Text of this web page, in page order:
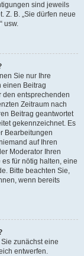
sind jeweils
Z. B. „Sie dürfen neue
usw.
Sie nur Ihre
einen Beitrag
den entsprechenden
Zeitraum nach
Beitrag geantwortet
gekennzeichnet. Es
Bearbeitungen
auf Ihren
Moderator Ihren
für nötig halten, eine
Bitte beachten Sie,
wenn bereits
zunächst eine
entwerfen.